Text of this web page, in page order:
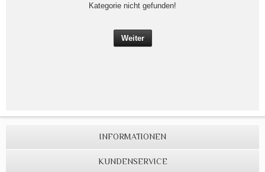
Kategorie nicht gefunden!
Weiter
INFORMATIONEN
KUNDENSERVICE